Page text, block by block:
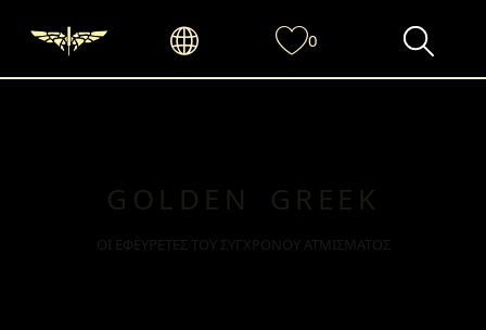
GOLDEN GREEK
ΟΙ ΕΦΕΥΡΕΤΕΣ ΤΟΥ ΣΥΓΧΡΟΝΟΥ ΑΤΜΙΣΜΑΤΟΣ
0